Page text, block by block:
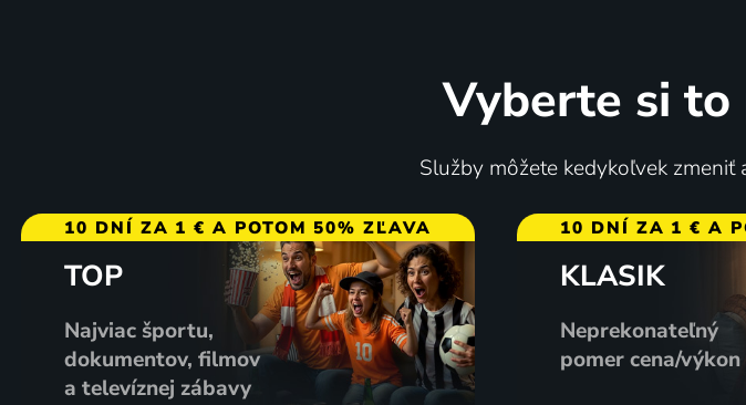
Vyberte si to
Služby môžete kedykoľvek zmeniť
10 DNÍ ZA 1 € A POTOM 50% ZĽAVA
TOP
Najviac športu,
dokumentov, filmov
a televíznej zábavy
10 DNÍ ZA 1 € A
KLASIK
Neprekonateľný
pomer cena/výkon